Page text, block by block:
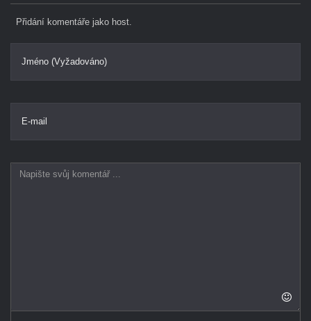
Přidání komentáře jako host.
Jméno (Vyžadováno)
E-mail